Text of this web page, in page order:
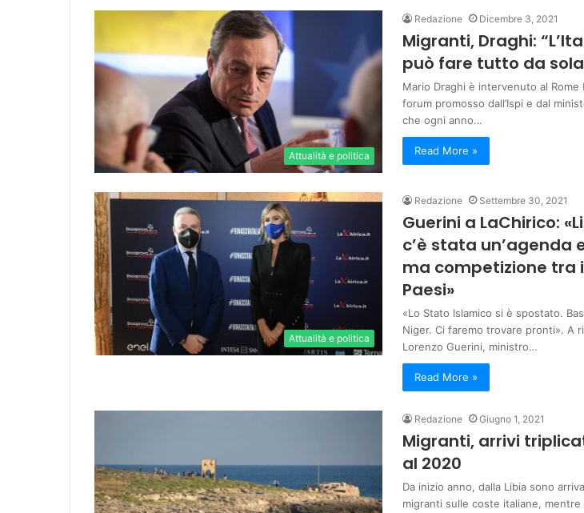
Attualità e politica
Redazione Dicembre 3, 2021
Migranti, Draghi:
può fare tutto da
Mario Draghi è intervenuto al Rome
forum promosso dall’Ispi e dal
che ogni anno…
Read More »
Attualità e politica
Redazione Settembre 30, 2021
Guerini a LaChirico:
c’è stata un’agenda
ma competizione tra
Paesi»
«Lo Stato Islamico si è spostato.
Niger. Ci faremo trovare pronti». A
Lorenzo Guerini, ministro…
Read More »
Redazione Giugno 1, 2021
Migranti, arrivi
al 2020
Da inizio anno, dalla Libia sono
migranti sulle coste italiane,